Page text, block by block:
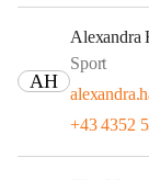
AH
Alexandra
Sport
+43 4352